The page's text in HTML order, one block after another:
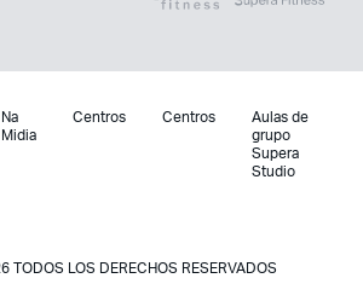
Na
Midia
Centros Centros
Aulas de
grupo
Supera
Studio
TODOS LOS DERECHOS RESERVADOS